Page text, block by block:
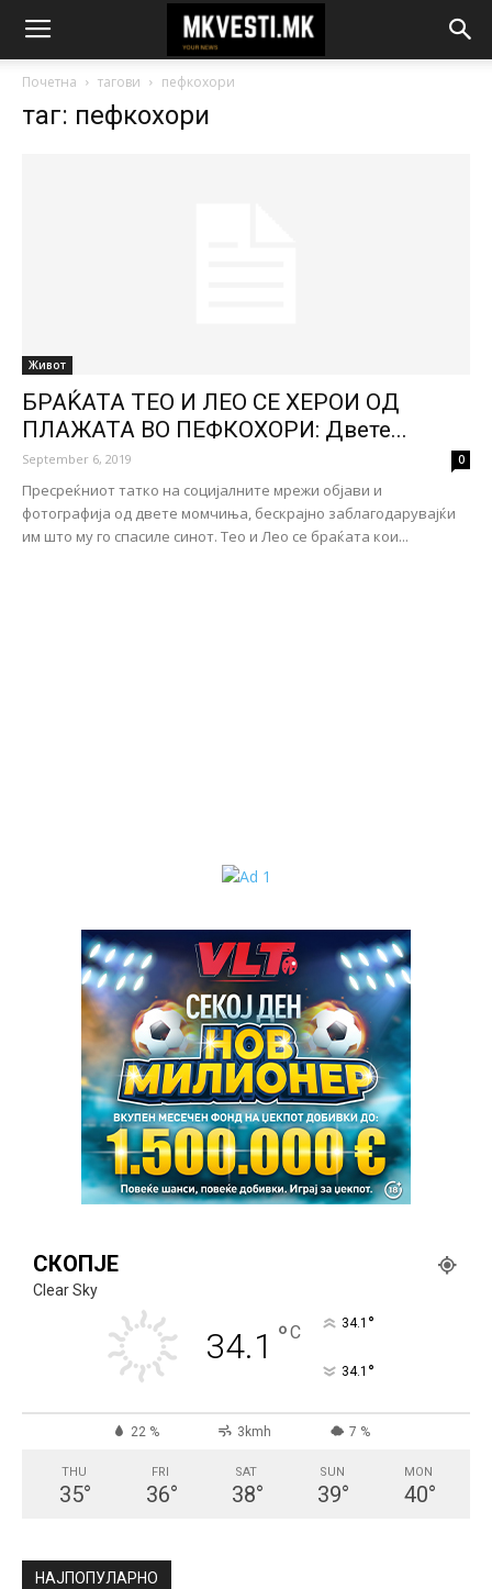
Почетна тагови пефкохори
таг: пефкохори
Живот
БРАЌАТА ТЕО И ЛЕО СЕ ХЕРОИ ОД
ПЛАЖАТА ВО ПЕФКОХОРИ: Двете...
September 6, 2019 0
Пресреќниот татко на социјалните мрежи објави и
фотографија од двете момчиња, бескрајно заблагодарувајќи
им што му го спасиле синот. Тео и Лео се браќата кои...
СКОПЈЕ
Clear Sky
34.1 °C 34.1 °
34.1 °
22 % 3kmh 7 %
THU
35°
FRI
36°
SAT
38°
SUN
39°
MON
40°
НАЈПОПУЛАРНО